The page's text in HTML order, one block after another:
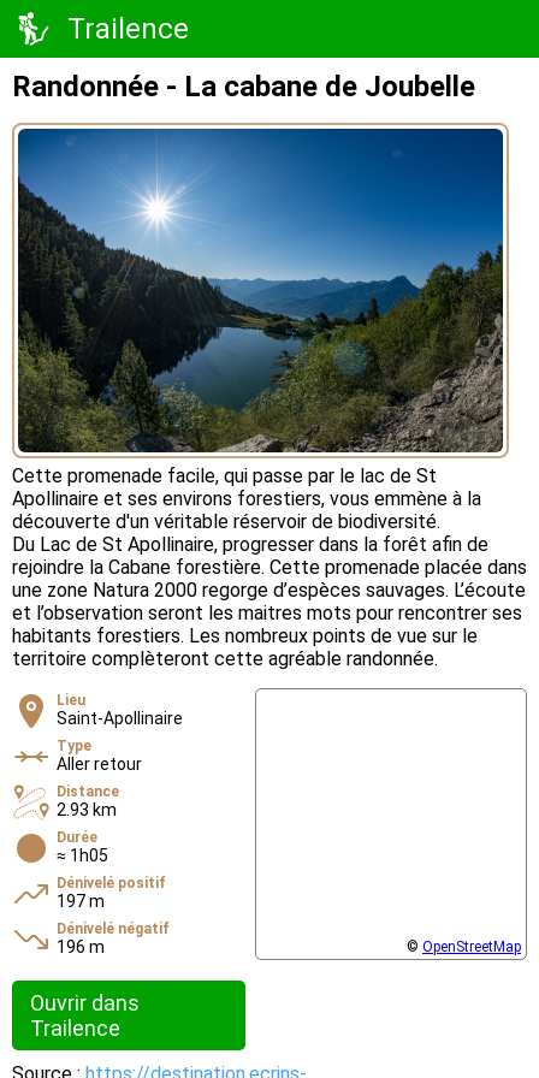
Trailence
Randonnée - La cabane de Joubelle
Cette promenade facile, qui passe par le lac de St
Apollinaire et ses environs forestiers, vous emmène à la
découverte d'un véritable réservoir de biodiversité.
Du Lac de St Apollinaire, progresser dans la forêt afin de
rejoindre la Cabane forestière. Cette promenade placée dans
une zone Natura 2000 regorge d’espèces sauvages. L’écoute
et l’observation seront les maitres mots pour rencontrer ses
habitants forestiers. Les nombreux points de vue sur le
territoire complèteront cette agréable randonnée.
Lieu
Saint-Apollinaire
Type
Aller retour
Distance
2.93 km
Durée
≈ 1h05
Dénivelé positif
197 m
Dénivelé négatif
196 m
Ouvrir dans
Trailence
© OpenStreetMap